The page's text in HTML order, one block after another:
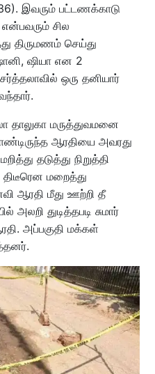
இவரும் பட்டணக்காடு
சில
திருமணம் செய்து
ஷியா என 2
ஒரு தனியார்
தாலுகா மருத்துவமனை
ஆரதியை அவரது
தடுத்து நிறுத்தி
மறைத்து
ஆரதி மீது ஊற்றி தீ
அலறி துடித்தபடி சுமார்
அப்பகுதி மக்கள்